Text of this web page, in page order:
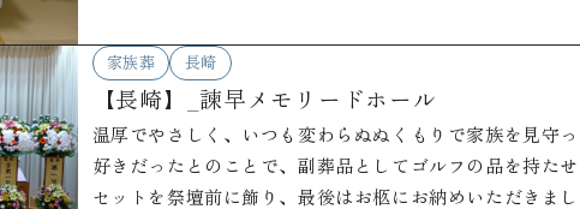
家族葬 長崎
【長崎】_諫早メモリードホール
温厚でやさしく、いつも変わらぬぬくもりで家族を見守
好きだったとのことで、副葬品としてゴルフの品を持た
セットを祭壇前に飾り、最後はお柩にお納めいただきま